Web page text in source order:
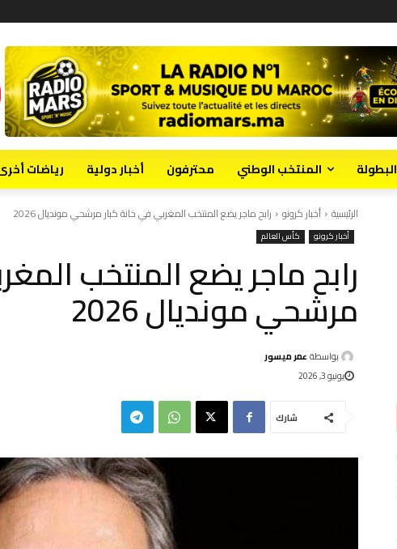
البطولة المنتخب الوطني محترفون أخبار دولية رياضات
الرئيسية أخبار كرونو رابح ماجر يضع المنتخب المغربي في خانة كبار مرشحي مونديال 2026
أخبار كرونو كأس العالم
رابح ماجر يضع المنتخب
مرشحي مونديال 2026
بواسطة عمر ميسور
يونيو 3, 2026
شارك